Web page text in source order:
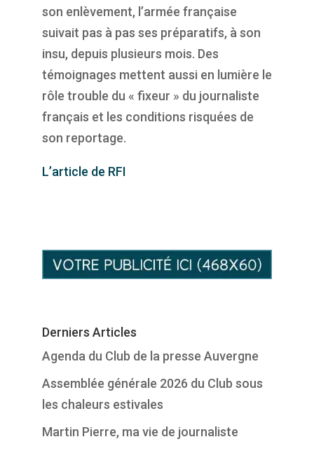
son enlèvement, l’armée française
suivait pas à pas ses préparatifs, à son
insu, depuis plusieurs mois. Des
témoignages mettent aussi en lumière le
rôle trouble du « fixeur » du journaliste
français et les conditions risquées de
son reportage.
L’article de RFI
Derniers Articles
Agenda du Club de la presse Auvergne
Assemblée générale 2026 du Club sous
les chaleurs estivales
Martin Pierre, ma vie de journaliste